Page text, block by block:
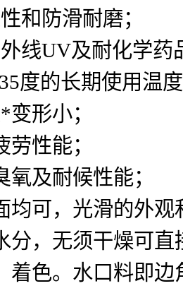
和防滑耐磨；
线UV及耐化学药
度的长期使用温
形小；
性能；
及耐候性能；
均可，光滑的外
分，无须干燥可
着色。水口料即